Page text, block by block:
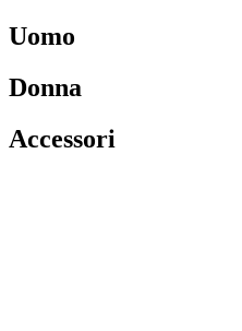
Uomo
Donna
Accessori